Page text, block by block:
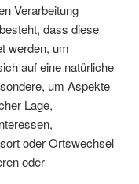
Verarbeitung
dass diese
werden, um
auf eine natürliche
um Aspekte
Lage,
oder Ortswechsel
oder